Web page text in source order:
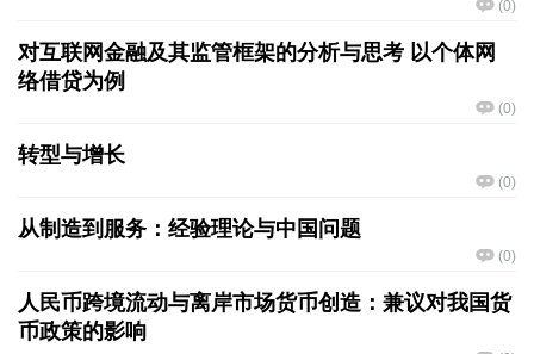
(0)
对互联网金融及其监管框架的分析与思考 以个体网
络借贷为例
(0)
转型与增长
(0)
从制造到服务：经验理论与中国问题
(0)
人民币跨境流动与离岸市场货币创造：兼议对我国货
币政策的影响